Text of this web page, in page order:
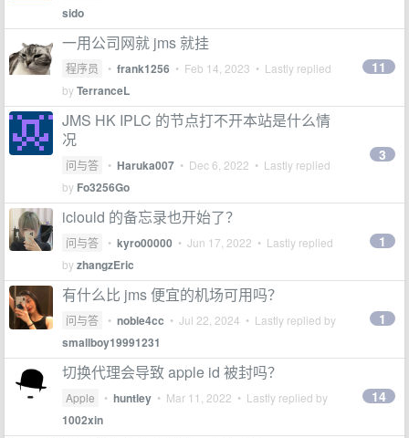
sido
一用公司网就 jms 就挂
程序员 • frank1256 • Feb 14, 2023 • Lastly replied
byTerranceL
11
JMS HK IPLC 的节点打不开本站是什么情
况
问与答 • Haruka007 • Dec 6, 2022 • Lastly replied
by Fo3256Go
3
iclould 的备忘录也开始了？
问与答 • kyro00000 • Jun 17, 2022 • Lastly replied
byzhangzEric
1
有什么比 jms 便宜的机场可用吗？
问与答 • noble4cc • Jul 22, 2024 • Lastly replied by
smallboy19991231
1
切换代理会导致 apple id 被封吗？
Apple • huntley • Mar 11, 2022 • Lastly replied by
1002xin
14